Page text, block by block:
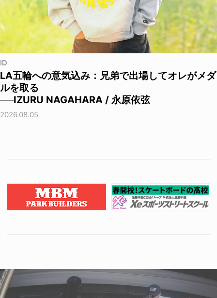
ID
LA五輪への意気込み：兄弟で出場してオレがメダ
ルを取る
──IZURU NAGAHARA / 永原依弦
2026.08.05